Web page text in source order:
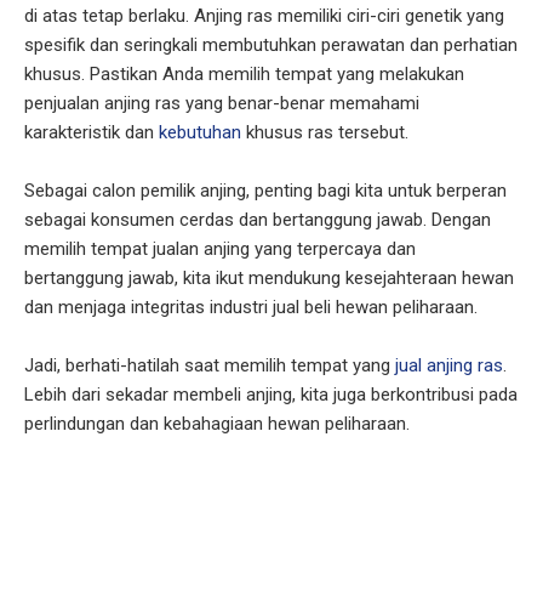
di atas tetap berlaku. Anjing ras memiliki ciri-ciri genetik yang
spesifik dan seringkali membutuhkan perawatan dan perhatian
khusus. Pastikan Anda memilih tempat yang melakukan
penjualan anjing ras yang benar-benar memahami
karakteristik dankebutuhan khusus ras tersebut.
Sebagai calon pemilik anjing, penting bagi kita untuk berperan
sebagai konsumen cerdas dan bertanggung jawab. Dengan
memilih tempat jualan anjing yang terpercaya dan
bertanggung jawab, kita ikut mendukung kesejahteraan hewan
dan menjaga integritas industri jual beli hewan peliharaan.
Jadi, berhati-hatilah saat memilih tempat yangjual anjing ras.
Lebih dari sekadar membeli anjing, kita juga berkontribusi pada
perlindungan dan kebahagiaan hewan peliharaan.